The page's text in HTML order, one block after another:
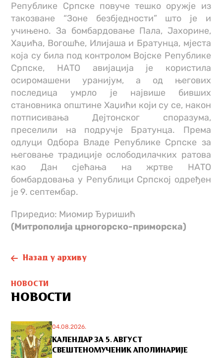
Републике Српске повуче тешко оружје из
такозване “Зоне безбједности” што је и
учињено. За бомбардовање Пала, Јахорине,
Хаџића, Вогошће, Илијаша и Братунца, мјеста
која су била под контролом Војске Републике
Српске, НАТО авијација је користила
осиромашени уранијум, а од његових
последица умрло је највише бивших
становника општине Хаџићи који су се, након
потписивања Дејтонског споразума,
преселили на подручје Братунца. Према
одлуци Одбора Владе Републике Српске за
његовање традиције ослободилачких ратова
као Дан сјећања на жртве НАТО
бомбардовања у Републици Српској одређен
је 9. септембар.
Приредио: Миомир Ђуришић
(Митрополија црногорско-приморска)
Назад у архиву
НОВОСТИ
НОВОСТИ
04.08.2026.
КАЛЕНДАР ЗА 5. АВГУСТ
СВЕШТЕНОМУЧЕНИК АПОЛИНАРИЈЕ